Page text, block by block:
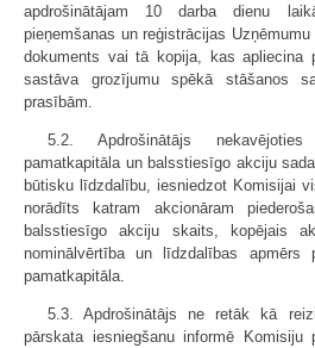
apdrošinātājam 10 darba dienu
pieņemšanas un reģistrācijas
dokuments vai tā kopija, kas apliecina
sastāva grozījumu spēkā stāšanos
prasībām.
5.2. Apdrošinātājs
pamatkapitāla un balsstiesīgo akciju
būtisku līdzdalību, iesniedzot Komisijai
norādīts katram akcionāram
balsstiesīgo akciju skaits, kopējais
nominālvērtība un līdzdalības apmērs
pamatkapitāla.
5.3. Apdrošinātājs ne retāk kā
pārskata iesniegšanu informē Komisiju